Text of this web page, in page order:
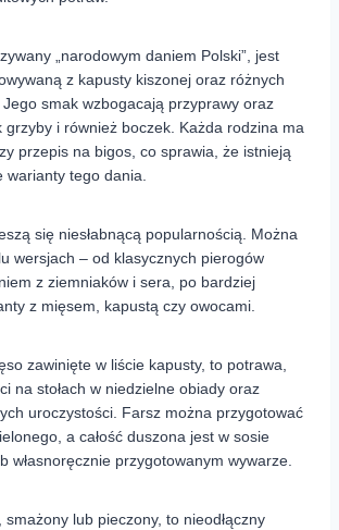
„narodowym daniem Polski”, jest
z kapusty kiszonej oraz różnych
smak wzbogacają przyprawy oraz
grzyby i również boczek. Każda rodzina ma
przepis na bigos, co sprawia, że istnieją
warianty tego dania.
się niesłabnącą popularnością. Można
wersjach – od klasycznych pierogów
z ziemniaków i sera, po bardziej
z mięsem, kapustą czy owocami.
zawinięte w liście kapusty, to potrawa,
na stołach w niedzielne obiady oraz
uroczystości. Farsz można przygotować
a całość duszona jest w sosie
własnoręcznie przygotowanym wywarze.
smażony lub pieczony, to nieodłączny